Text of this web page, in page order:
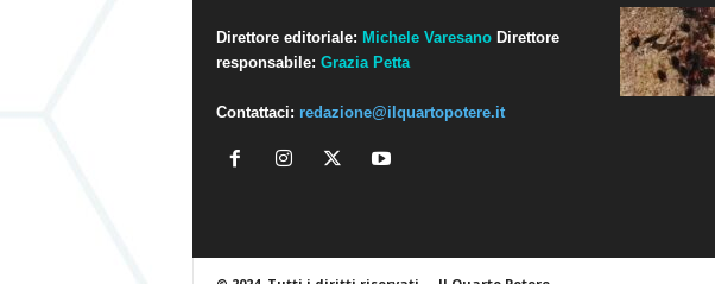
Direttore editoriale: Michele Varesano Direttore
responsabile: Grazia Petta
Contattaci: redazione@ilquartopotere.it